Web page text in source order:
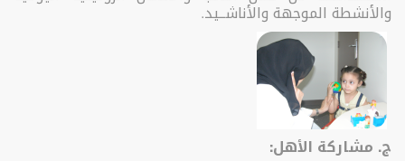
والأنشطة الموجهة والأناشــيد.
ج. مشاركة الأهل: